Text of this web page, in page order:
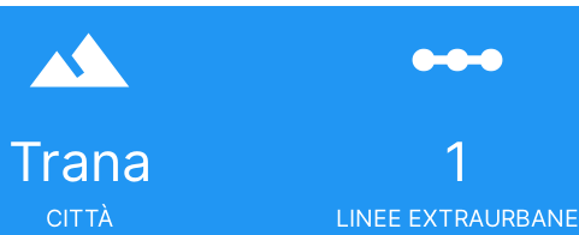
filter_hdr
Trana
CITTÀ
linear_scale
1
LINEE EXTRAURBANE